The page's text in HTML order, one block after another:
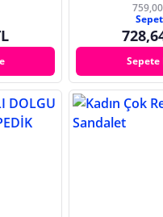
Sepete